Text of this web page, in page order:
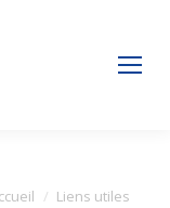
êtes ici :Liens utiles